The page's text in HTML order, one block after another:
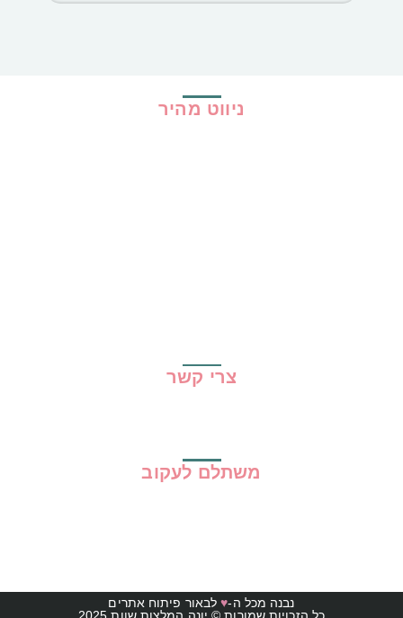
ניווט מהיר
צרי קשר
משתלם לעקוב
נבנה מכל ה-♥לבאור פיתוח אתרים